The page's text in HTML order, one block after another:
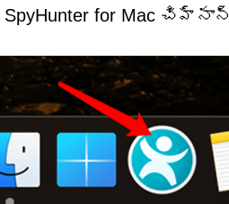
SpyHunter for Mac